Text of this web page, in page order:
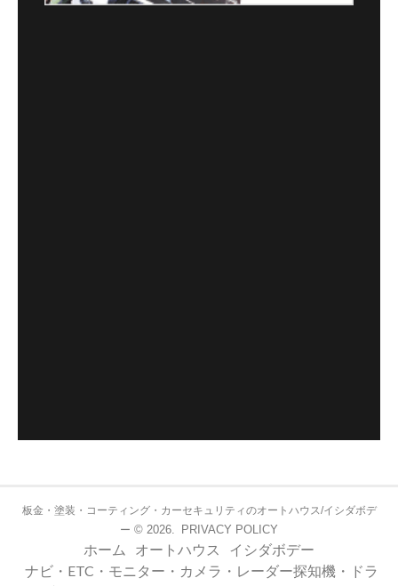
板金・塗装・コーティング・カーセキュリティのオートハウス/イシダボデ
ー © 2026. PRIVACY POLICY
ホーム オートハウス
イシダボデー
ナビ・ETC・モニター・カメラ・レーダー探知機・ドラ